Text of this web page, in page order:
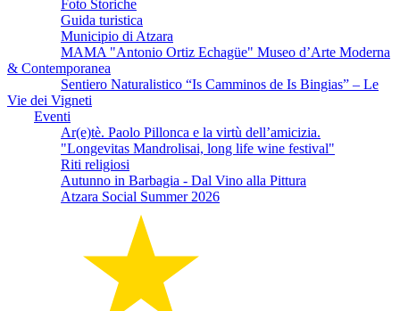
Foto Storiche
Guida turistica
Municipio di Atzara
MAMA "Antonio Ortiz Echagüe" Museo d’Arte Moderna
& Contemporanea
Sentiero Naturalistico “Is Camminos de Is Bingias” – Le
Vie dei Vigneti
Eventi
Ar(e)tè. Paolo Pillonca e la virtù dell’amicizia.
"Longevitas Mandrolisai, long life wine festival"
Riti religiosi
Autunno in Barbagia - Dal Vino alla Pittura
Atzara Social Summer 2026